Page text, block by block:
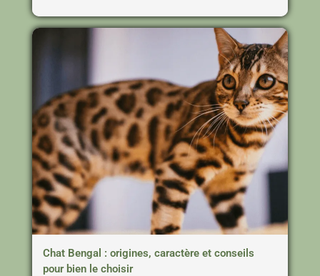
Chat Bengal : origines, caractère et conseils
pour bien le choisir